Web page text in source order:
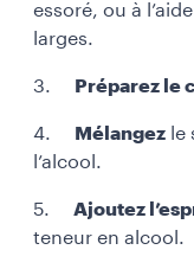
essoré, ou à
larges.
3. Préparez le
4. Mélangez le
l’alcool.
5. Ajoutez
teneur en alcool.